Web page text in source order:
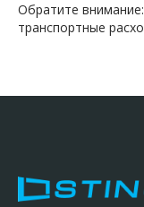
Обратите
транспортные